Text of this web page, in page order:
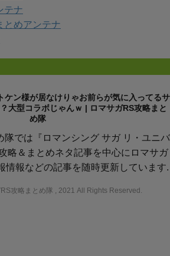
テナ
とめアンテナ
ケン様が居なけりゃお前らが気に入ってるサ
大型コラボじゃんｗ | ロマサガRS攻略まと
め隊
隊では『ロマンシング サガ リ・ユニバ
略＆まとめネタ記事を中心にロマサガ
情報などの記事を随時更新しています.
攻略まとめ隊 , 2021 All Rights Reserved.